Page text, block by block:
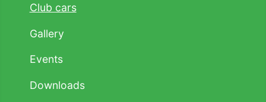
Club cars
Gallery
Events
Downloads